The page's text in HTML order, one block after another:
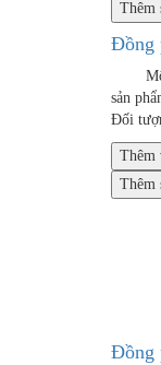
Thêm
Đồng
Mô
sản
Đối
Thêm
Thêm
Đồng